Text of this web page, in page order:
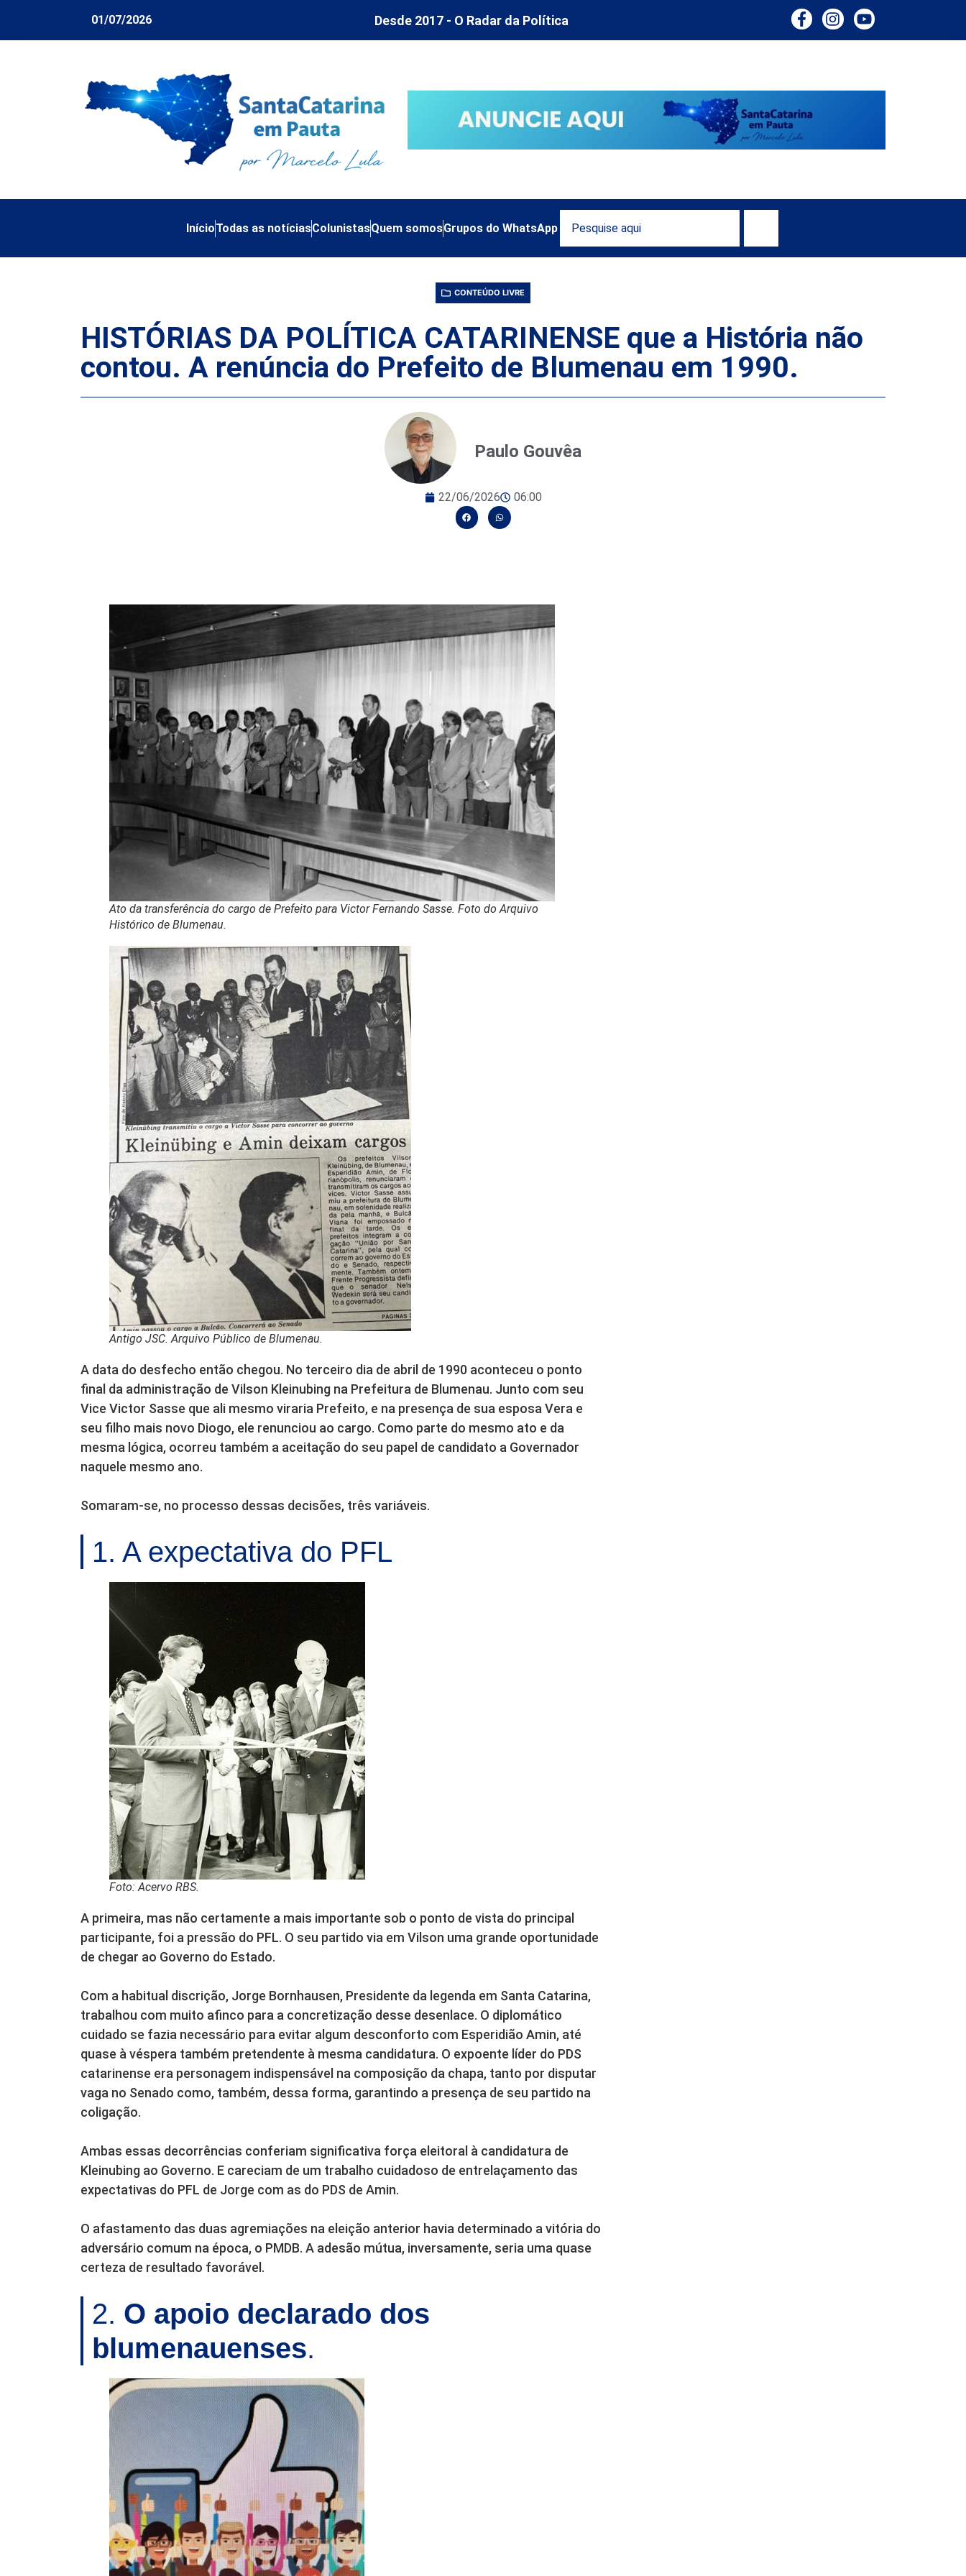
01/07/2026 Desde 2017 - O Radar da Política
InícioTodas as notíciasColunistasQuem somosGrupos do WhatsApp
CONTEÚDO LIVRE
HISTÓRIAS DA POLÍTICA CATARINENSE que a História não
contou. A renúncia do Prefeito de Blumenau em 1990.
Paulo Gouvêa
22/06/2026 06:00
Ato da transferência do cargo de Prefeito para Victor Fernando Sasse. Foto do Arquivo
Histórico de Blumenau.
Antigo JSC. Arquivo Público de Blumenau.
A data do desfecho então chegou. No terceiro dia de abril de 1990 aconteceu o ponto
final da administração de Vilson Kleinubing na Prefeitura de Blumenau. Junto com seu
Vice Victor Sasse que ali mesmo viraria Prefeito, e na presença de sua esposa Vera e
seu filho mais novo Diogo, ele renunciou ao cargo. Como parte do mesmo ato e da
mesma lógica, ocorreu também a aceitação do seu papel de candidato a Governador
naquele mesmo ano.
Somaram-se, no processo dessas decisões, três variáveis.
1. A expectativa do PFL
Foto: Acervo RBS.
A primeira, mas não certamente a mais importante sob o ponto de vista do principal
participante, foi a pressão do PFL. O seu partido via em Vilson uma grande oportunidade
de chegar ao Governo do Estado.
Com a habitual discrição, Jorge Bornhausen, Presidente da legenda em Santa Catarina,
trabalhou com muito afinco para a concretização desse desenlace. O diplomático
cuidado se fazia necessário para evitar algum desconforto com Esperidião Amin, até
quase à véspera também pretendente à mesma candidatura. O expoente líder do PDS
catarinense era personagem indispensável na composição da chapa, tanto por disputar
vaga no Senado como, também, dessa forma, garantindo a presença de seu partido na
coligação.
Ambas essas decorrências conferiam significativa força eleitoral à candidatura de
Kleinubing ao Governo. E careciam de um trabalho cuidadoso de entrelaçamento das
expectativas do PFL de Jorge com as do PDS de Amin.
O afastamento das duas agremiações na eleição anterior havia determinado a vitória do
adversário comum na época, o PMDB. A adesão mútua, inversamente, seria uma quase
certeza de resultado favorável.
2. O apoio declarado dos
blumenauenses.